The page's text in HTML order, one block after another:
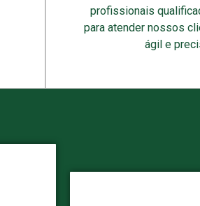
profissionais
para atender nossos
ágil e